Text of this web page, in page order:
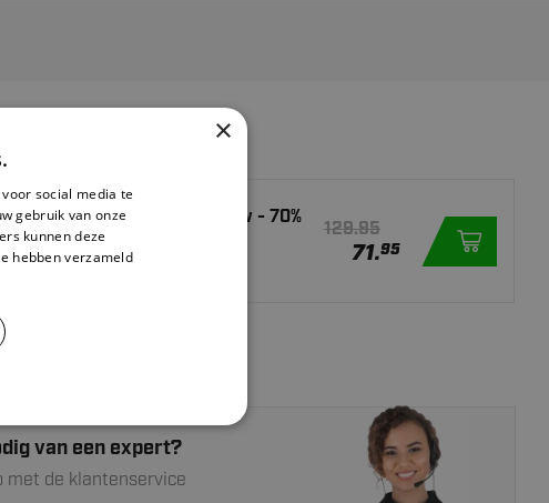
Hockeyschläger - L-Bow - 70%
- Senior - Schwarz/Gelb
Lager
129.95
71.95
van een expert?
met de klantenservice
×
social media te
gebruik van onze
kunnen deze
hebben verzameld